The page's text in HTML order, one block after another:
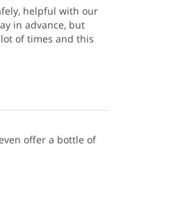
helpful with our
in advance, but
of times and this
offer a bottle of